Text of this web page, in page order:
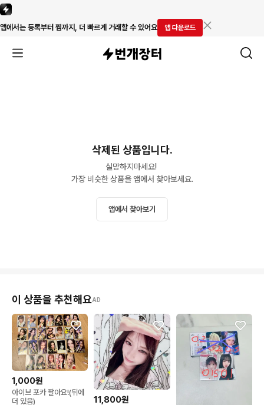
앱에서는 등록부터 찜까지, 더 빠르게 거래할 수 있어요 앱 다운로드
삭제된 상품입니다.
실망하지마세요!
가장 비슷한 상품을 앱에서 찾아보세요.
앱에서 찾아보기
이 상품을 추천해요AD
1,000원
아이브 포카 팔아요!(뒤에
더 있음)
11,800원